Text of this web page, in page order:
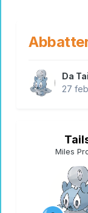
Da
27
Miles